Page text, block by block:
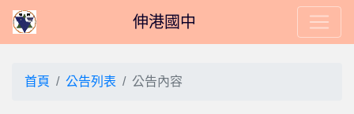
伸港國中
首頁 公告列表 公告內容